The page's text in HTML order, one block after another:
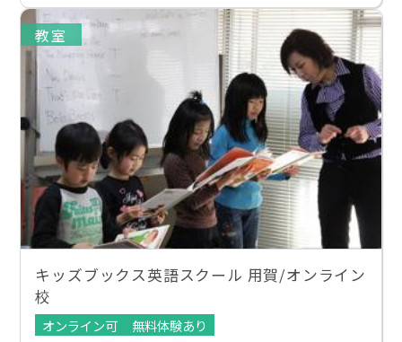
教室
キッズブックス英語スクール 用賀/オンライン
校
オンライン可
無料体験あり